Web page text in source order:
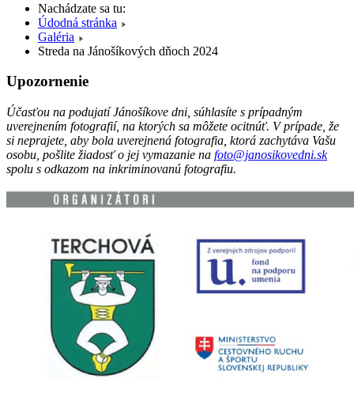
Nachádzate sa tu:
Údodná stránka
Galéria
Streda na Jánošíkových dňoch 2024
Upozornenie
Účasťou na podujatí Jánošíkove dni, súhlasíte s prípadným
uverejnením fotografií, na ktorých sa môžete ocitnúť. V prípade, že
si neprajete, aby bola uverejnená fotografia, ktorá zachytáva Vašu
osobu, pošlite žiadosť o jej vymazanie na foto@janosikovedni.sk
spolu s odkazom na inkriminovanú fotografiu.